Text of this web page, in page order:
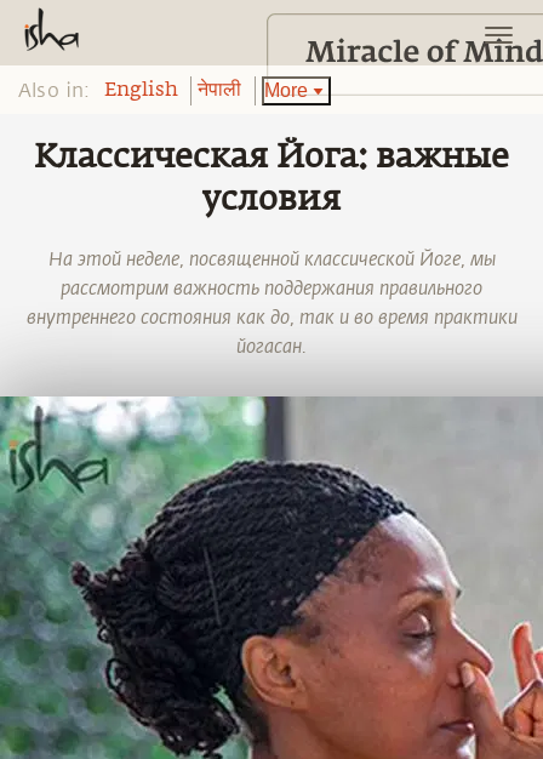
Also in: English नेपाली More
Классическая Йога: важные
условия
На этой неделе, посвященной классической Йоге, мы
рассмотрим важность поддержания правильного
внутреннего состояния как до, так и во время практики
йогасан.